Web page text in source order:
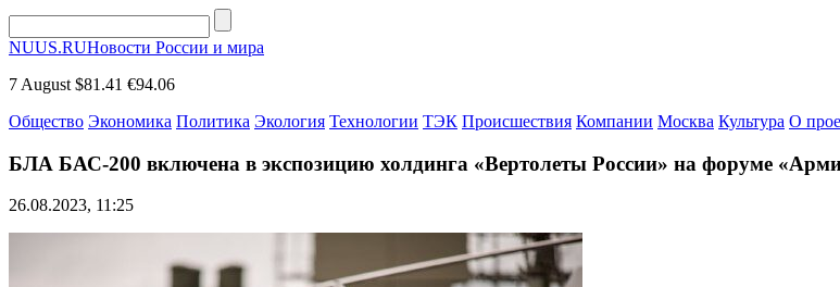
NUUS.RUНовости России и мира
7 August $81.41 €94.06
Общество Экономика Политика Экология Технологии ТЭК Происшествия Компании Москва Культура О
БЛА БАС-200 включена в экспозицию холдинга «Вертолеты России» на форуме
26.08.2023, 11:25